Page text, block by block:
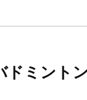
ドミント